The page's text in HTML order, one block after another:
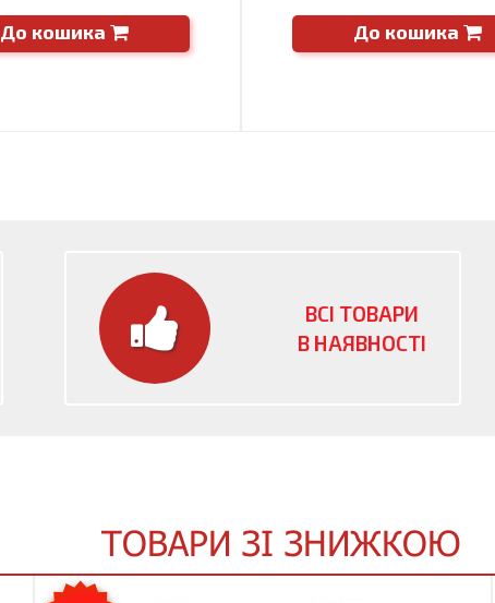
До кошика До кошика
ВСІ ТОВАРИ
В НАЯВНОСТІ
ТОВАРИ ЗІ ЗНИЖКОЮ